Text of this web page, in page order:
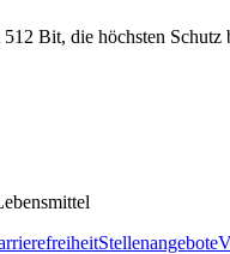
Bit, die höchsten Schutz
Stellenangebote